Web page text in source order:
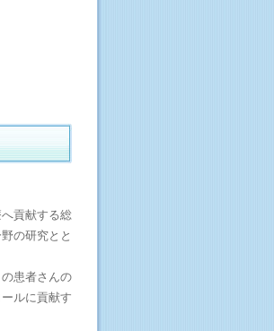
貢献する総
の研究とと
患者さんの
ルに貢献す